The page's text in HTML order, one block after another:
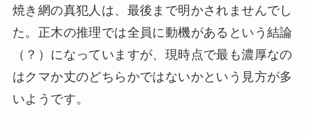
焼き網の真犯人は、最後まで明かされませんでし
た。正木の推理では全員に動機があるという結論
（？）になっていますが、現時点で最も濃厚なの
はクマか丈のどちらかではないかという見方が多
いようです。